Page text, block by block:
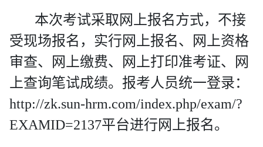
本次考试采取网上报名方式，不接
受现场报名，实行网上报名、网上资格
审查、网上缴费、网上打印准考证、网
上查询笔试成绩。报考人员统一登录：
http://zk.sun-hrm.com/index.php/exam/?
EXAMID=2137平台进行网上报名。